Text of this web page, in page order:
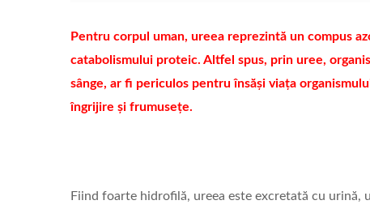
Pentru corpul uman, ureea reprezintă un compus
catabolismului proteic. Altfel spus, prin uree,
sânge, ar fi periculos pentru însăși viața
îngrijire și frumusețe.
Fiind foarte hidrofilă, ureea este excretată cu urină,